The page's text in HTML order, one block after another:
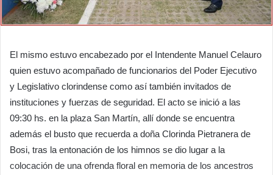
El mismo estuvo encabezado por el Intendente Manuel Celauro
quien estuvo acompañado de funcionarios del Poder Ejecutivo
y Legislativo clorindense como así también invitados de
instituciones y fuerzas de seguridad. El acto se inició a las
09:30 hs. en la plaza San Martín, allí donde se encuentra
además el busto que recuerda a doña Clorinda Pietranera de
Bosi, tras la entonación de los himnos se dio lugar a la
colocación de una ofrenda floral en memoria de los ancestros